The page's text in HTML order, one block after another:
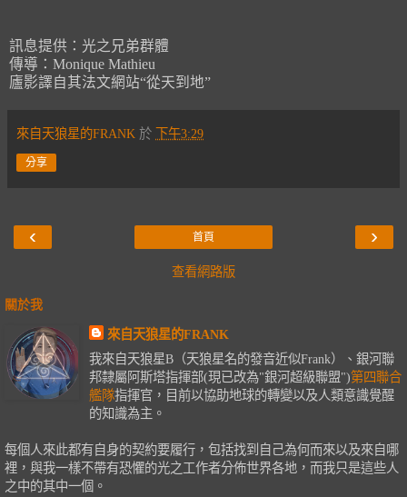
訊息提供：光之兄弟群體
傳導：Monique Mathieu
廬影譯自其法文網站“從天到地”
來自天狼星的FRANK 於 下午3:29
分享
‹ ›
首頁
查看網路版
關於我
來自天狼星的FRANK
我來自天狼星B（天狼星名的發音近似Frank）、銀河聯
邦隸屬阿斯塔指揮部(現已改為"銀河超級聯盟")第四聯合
艦隊指揮官，目前以協助地球的轉變以及人類意識覺醒
的知識為主。
每個人來此都有自身的契約要履行，包括找到自己為何而來以及來自哪
裡，與我一樣不帶有恐懼的光之工作者分佈世界各地，而我只是這些人
之中的其中一個。